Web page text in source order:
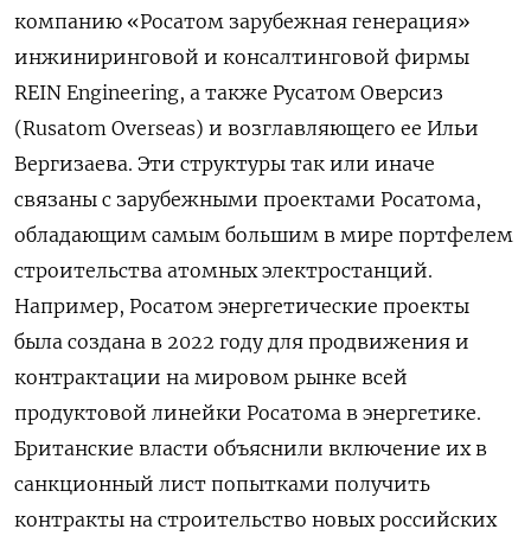
компанию «Росатом зарубежная генерация» ​
инжиниринговой и ​консалтинговой фирмы
REIN Engineering, ⁠а также Русатом Оверсиз
(Rusatom Overseas) ‌и возглавляющего ее Ильи
Вергизаева. Эти ‌структуры так или иначе
связаны с зарубежными проектами Росатома,
обладающим самым большим ​в мире портфелем
строительства атомных электростанций.
Например, Росатом энергетические ‌проекты
была создана в 2022 году для продвижения и ​
контрактации на мировом рынке всей
продуктовой линейки Росатома в энергетике.
Британские ‌власти объяснили включение их в
санкционный лист попытками получить
контракты на строительство новых российских